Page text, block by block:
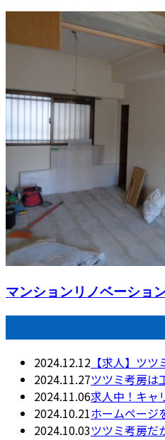
マンションリノベーショ
2024.12.12 【求人】ツ
2024.11.27ツツミ考房は
2024.11.06求人中！キャ
2024.10.21ホームページ
2024.10.03ツツミ考房だ